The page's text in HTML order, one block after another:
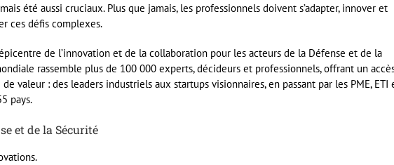
été aussi cruciaux. Plus que jamais, les professionnels doivent s’adapter, innover et
ces défis complexes.
de l’innovation et de la collaboration pour les acteurs de la Défense et de la
rassemble plus de 100 000 experts, décideurs et professionnels, offrant un
valeur : des leaders industriels aux startups visionnaires, en passant par les PME, ETI
pays.
et de la Sécurité